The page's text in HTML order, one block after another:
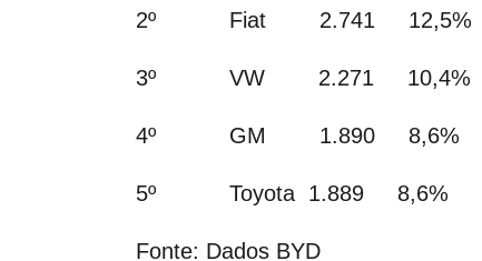
2º Fiat 2.741 12,5%
3º VW 2.271 10,4%
4º GM 1.890 8,6%
5º Toyota 1.889 8,6%
Fonte: Dados BYD